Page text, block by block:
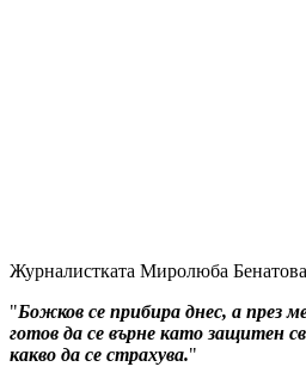
Журналистката Миролюба Бенатова
"Божков се прибира днес, а през
готов да се върне като защитен
какво да се страхува."